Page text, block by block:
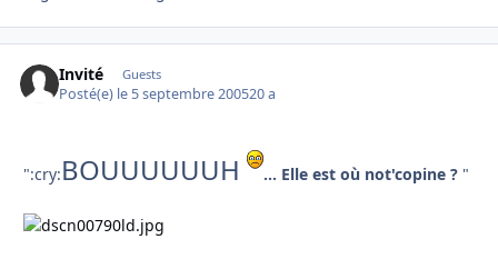
Invité Guests
Posté(e) le 5 septembre 200520 a
":cry:BOUUUUUUH ... Elle est où not'copine ? "